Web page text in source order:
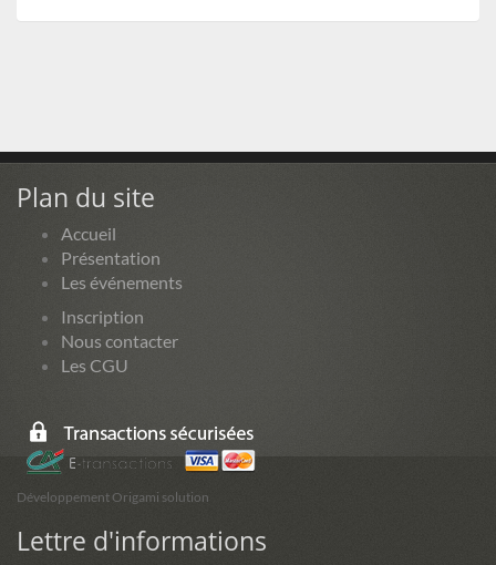
Plan du site
Accueil
Présentation
Les événements
Inscription
Nous contacter
Les CGU
Développement Origami solution
Lettre d'informations